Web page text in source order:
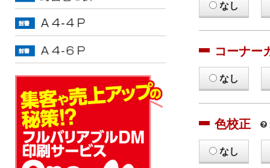
なし
コーナー
なし
色校正
なし